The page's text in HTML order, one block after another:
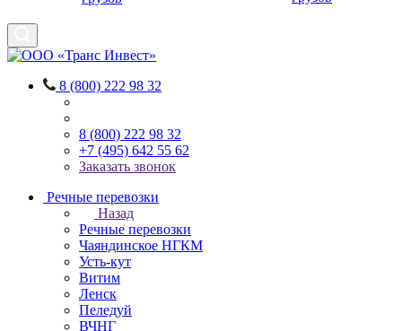
8 (800) 222 98 32
8 (800) 222 98 32
+7 (495) 642 55 62
Заказать звонок
Речные перевозки
Назад
Речные перевозки
Чаяндинское НГКМ
Усть-кут
Витим
Ленск
Пеледуй
ВЧНГ